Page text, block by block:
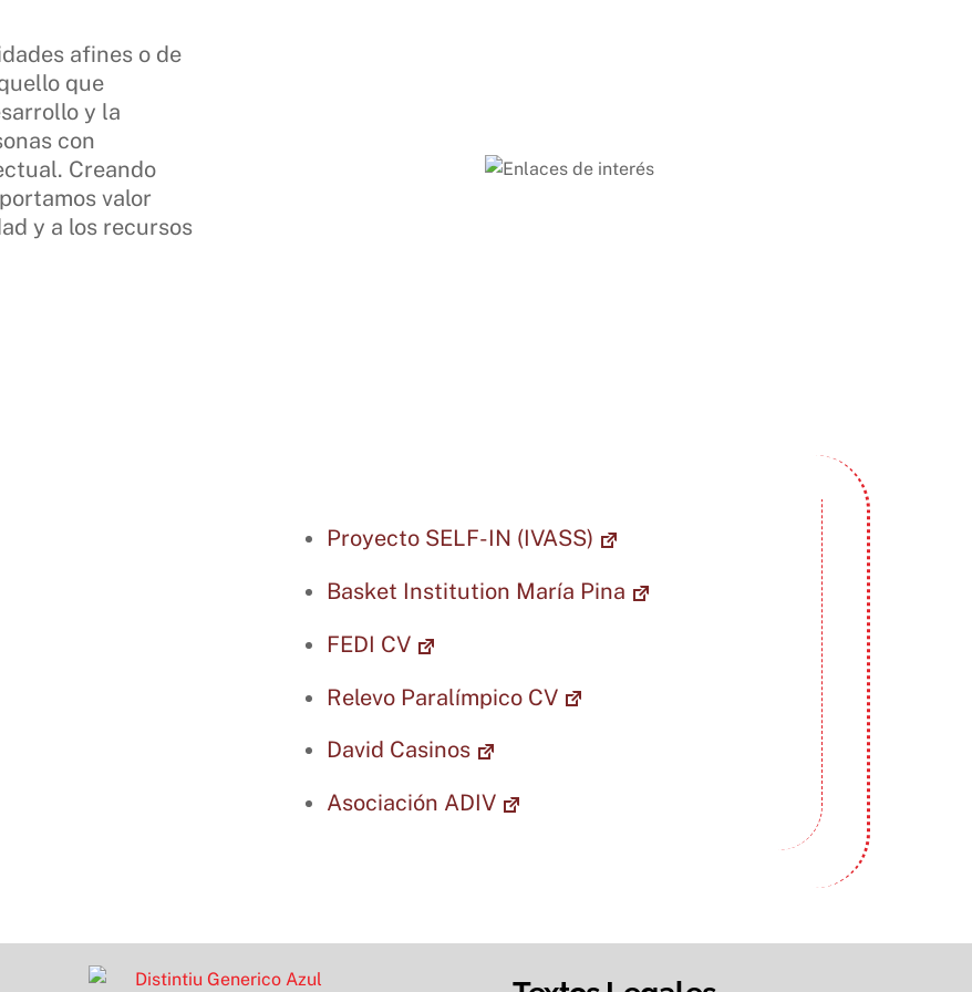
afines o de
que
y la
con
Creando
valor
y a los recursos
Proyecto SELF-IN (IVASS)
Basket Institution María Pina
FEDI CV
Relevo Paralímpico CV
David Casinos
Asociación ADIV